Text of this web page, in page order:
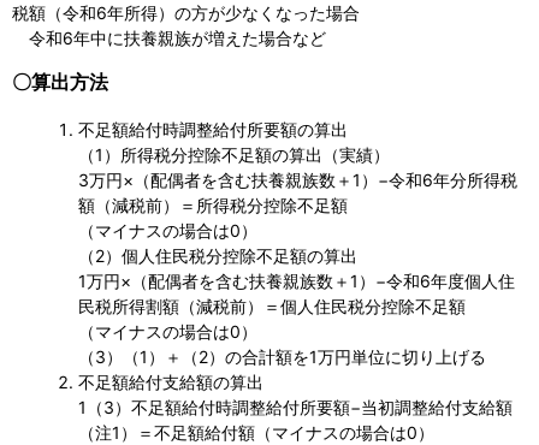
税額（令和6年所得）の方が少なくなった場合
令和6年中に扶養親族が増えた場合など
〇算出方法
不足額給付時調整給付所要額の算出
（1）所得税分控除不足額の算出（実績）
3万円×（配偶者を含む扶養親族数＋1）−令和6年分所得税
額（減税前）＝所得税分控除不足額
（マイナスの場合は0）
（2）個人住民税分控除不足額の算出
1万円×（配偶者を含む扶養親族数＋1）−令和6年度個人住
民税所得割額（減税前）＝個人住民税分控除不足額
（マイナスの場合は0）
（3）（1）＋（2）の合計額を1万円単位に切り上げる
不足額給付支給額の算出
1（3）不足額給付時調整給付所要額−当初調整給付支給額
（注1）＝不足額給付額（マイナスの場合は0）